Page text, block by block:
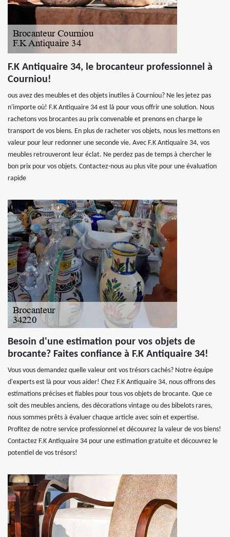
F.K Antiquaire 34, le brocanteur professionnel à
Courniou!
ous avez des meubles et des objets inutiles à Courniou? Ne les jetez pas
n'importe où! F.K Antiquaire 34 est là pour vous offrir une solution. Nous
rachetons vos brocantes au prix convenable et prenons en charge le
transport de vos biens. En plus de racheter vos objets, nous les mettons en
valeur pour leur redonner une seconde vie. Avec F.K Antiquaire 34, vos
meubles retrouveront leur éclat. Ne perdez pas de temps à chercher le
bon prix pour vos objets. Contactez-nous au plus vite pour une évaluation
rapide
Besoin d'une estimation pour vos objets de
brocante? Faites confiance à F.K Antiquaire 34!
Vous vous demandez quelle valeur ont vos trésors cachés? Notre équipe
d'experts est là pour vous aider! Chez F.K Antiquaire 34, nous offrons des
estimations précises et fiables pour tous vos objets de brocante. Que ce
soit des meubles anciens, des décorations vintage ou des bibelots rares,
nous sommes prêts à évaluer chaque article avec soin et expertise.
Profitez de notre service professionnel et découvrez la valeur de vos biens!
Contactez F.K Antiquaire 34 pour une estimation gratuite et découvrez le
potentiel de vos trésors!